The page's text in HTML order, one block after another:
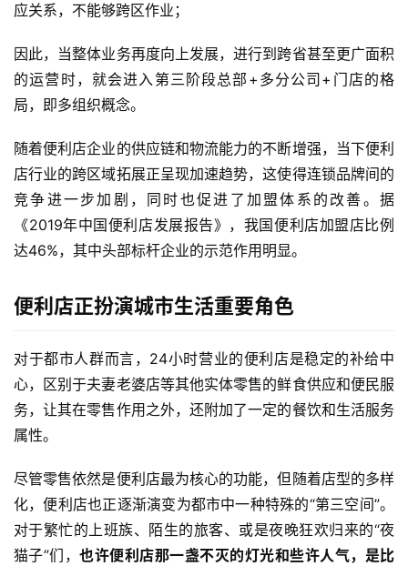
应关系，不能够跨区作业；
因此，当整体业务再度向上发展，进行到跨省甚至更广面积
的运营时，就会进入第三阶段总部+多分公司+门店的格
局，即多组织概念。
随着便利店企业的供应链和物流能力的不断增强，当下便利
店行业的跨区域拓展正呈现加速趋势，这使得连锁品牌间的
竞争进一步加剧，同时也促进了加盟体系的改善。据
《2019年中国便利店发展报告》，我国便利店加盟店比例
达46%，其中头部标杆企业的示范作用明显。
便利店正扮演城市生活重要角色
对于都市人群而言，24小时营业的便利店是稳定的补给中
心，区别于夫妻老婆店等其他实体零售的鲜食供应和便民服
务，让其在零售作用之外，还附加了一定的餐饮和生活服务
属性。
尽管零售依然是便利店最为核心的功能，但随着店型的多样
化，便利店也正逐渐演变为都市中一种特殊的“第三空间”。
对于繁忙的上班族、陌生的旅客、或是夜晚狂欢归来的“夜
猫子”们，也许便利店那一盏不灭的灯光和些许人气，是比